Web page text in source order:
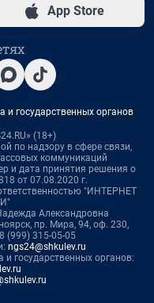
App Store
государственных органов
(18+)
по надзору в сфере связи,
коммуникаций
и дата принятия решения о
от 07.08.2020 г.
"ИНТЕРНЕТ
Александровна
пр. Мира, 94, оф. 230,
(999) 315-05-05
ngs24@shkulev.ru
государственных органов: